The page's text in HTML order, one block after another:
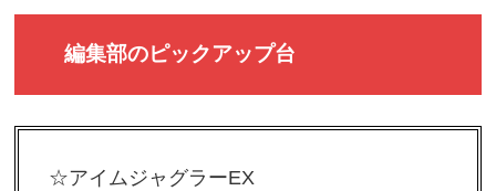
編集部のピックアップ台
☆アイムジャグラーEX